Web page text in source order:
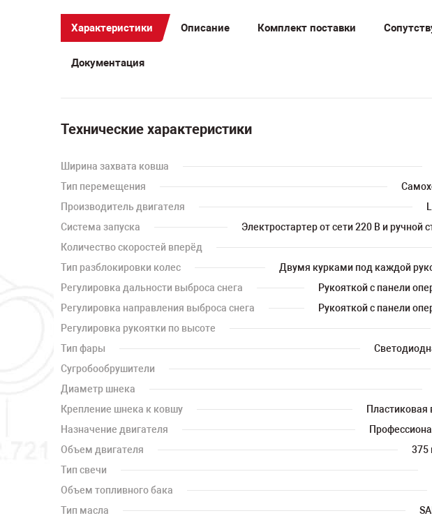
Характеристики Описание Комплект поставки
Документация
Технические характеристики
Ширина захвата ковша
Тип перемещения
Производитель двигателя
Система запуска
Электростартер от сети 220 В и ручной
Количество скоростей вперёд
Тип разблокировки колес
Двумя курками под каждой
Регулировка дальности выброса снега
Рукояткой с панели
Регулировка направления выброса снега
Рукояткой с панели
Регулировка рукоятки по высоте
Тип фары
Сугробообрушители
Диаметр шнека
Крепление шнека к ковшу
Пластиковая
Назначение двигателя
Объем двигателя
375
Тип свечи
Объем топливного бака
Тип масла